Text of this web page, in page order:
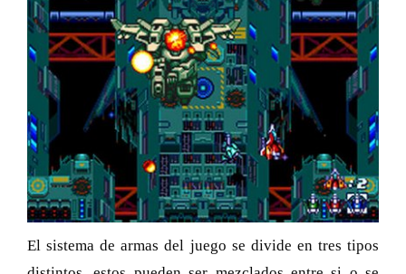
El sistema de armas del juego se divide en tres tipos